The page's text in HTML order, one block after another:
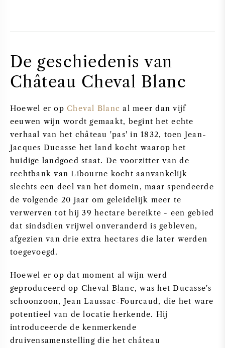
FRANSE WIJN
SPAANSE WIJN
DUITSE WIJN
AMERIKAANSE WIJN
OOSTENRIJKSE WIJN
PORTUGESE WIJN
ALLE LANDEN
BORDEAUX
BOURGOGNE
De geschiedenis van
Château Cheval Blanc
Hoewel er opCheval Blanc al meer dan vijf
eeuwen wijn wordt gemaakt, begint het echte
verhaal van het château 'pas' in 1832, toen Jean-
Jacques Ducasse het land kocht waarop het
huidige landgoed staat. De voorzitter van de
rechtbank van Libourne kocht aanvankelijk
slechts een deel van het domein, maar spendeerde
de volgende 20 jaar om geleidelijk meer te
verwerven tot hij 39 hectare bereikte - een gebied
dat sindsdien vrijwel onveranderd is gebleven,
afgezien van drie extra hectares die later werden
toegevoegd.
Hoewel er op dat moment al wijn werd
geproduceerd op Cheval Blanc, was het Ducasse's
schoonzoon, Jean Laussac-Fourcaud, die het ware
potentieel van de locatie herkende. Hij
introduceerde de kenmerkende
druivensamenstelling die het château